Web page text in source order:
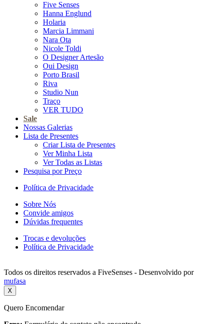
Five Senses
Hanna Englund
Holaria
Marcia Limmani
Nara Ota
Nicole Toldi
O Designer Artesão
Oui Design
Porto Brasil
Riva
Studio Nun
Traço
VER TUDO
Sale
Nossas Galerias
Lista de Presentes
Criar Lista de Presentes
Ver Minha Lista
Ver Todas as Listas
Pesquisa por Preço
Política de Privacidade
Sobre Nós
Convide amigos
Dúvidas frequentes
Trocas e devoluções
Política de Privacidade
Todos os direitos reservados a FiveSenses - Desenvolvido por
mufasa
X
Quero Encomendar